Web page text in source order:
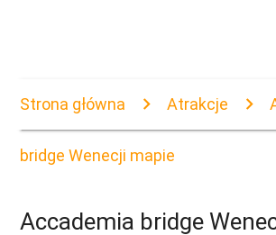
Strona główna Atrakcje
bridge Wenecji mapie
Accademia bridge